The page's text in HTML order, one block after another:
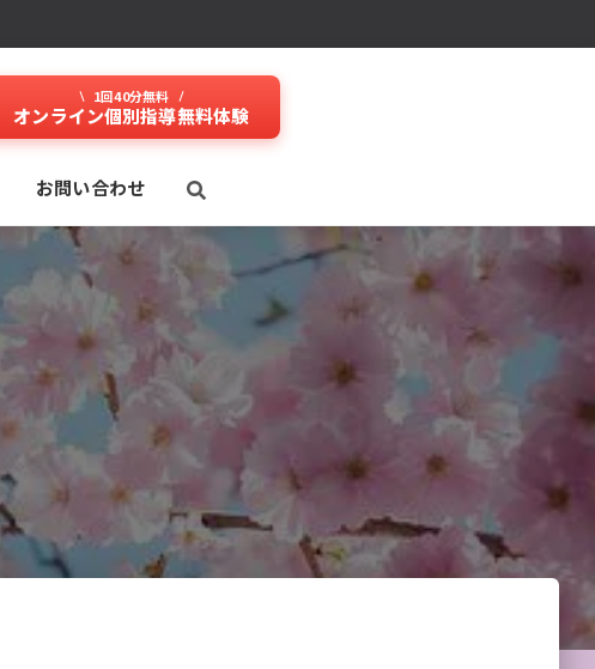
1回40分無料
オンライン個別指導無料体験
お問い合わせ